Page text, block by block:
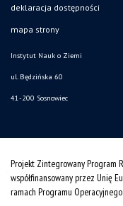
deklaracja dostępności
mapa strony
Instytut Nauk o Ziemi
ul. Będzińska 60
41-200 Sosnowiec
Projekt Zintegrowany Program
współfinansowany przez Unię
ramach Programu